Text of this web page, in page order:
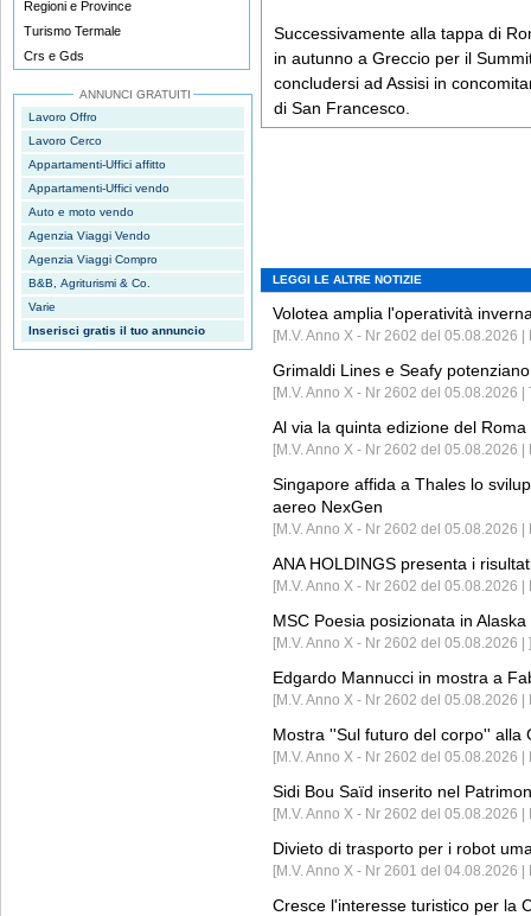
Regioni e Province
Turismo Termale
Crs e Gds
ANNUNCI GRATUITI
Lavoro Offro
Lavoro Cerco
Appartamenti-Uffici affitto
Appartamenti-Uffici vendo
Auto e moto vendo
Agenzia Viaggi Vendo
Agenzia Viaggi Compro
B&B, Agriturismi & Co.
Varie
Inserisci gratis il tuo annuncio
Successivamente alla tappa di
in autunno a Greccio per il
concludersi ad Assisi in
di San Francesco.
LEGGI LE ALTRE NOTIZIE
Volotea amplia l'operatività
[M.V. Anno X - Nr 2602 del 05.08.2026 |
Grimaldi Lines e Seafy
[M.V. Anno X - Nr 2602 del 05.08.2026 |
Al via la quinta edizione del
[M.V. Anno X - Nr 2602 del 05.08.2026 |
Singapore affida a Thales lo
aereo NexGen
[M.V. Anno X - Nr 2602 del 05.08.2026
ANA HOLDINGS presenta i
[M.V. Anno X - Nr 2602 del 05.08.2026
MSC Poesia posizionata in
[M.V. Anno X - Nr 2602 del 05.08.2026 | ]
Edgardo Mannucci in mostra a
[M.V. Anno X - Nr 2602 del 05.08.2026 |
Mostra ''Sul futuro del corpo'' alla
[M.V. Anno X - Nr 2602 del 05.08.2026
Sidi Bou Saïd inserito nel
[M.V. Anno X - Nr 2602 del 05.08.2026
Divieto di trasporto per i robot
[M.V. Anno X - Nr 2601 del 04.08.2026
Cresce l'interesse turistico per la